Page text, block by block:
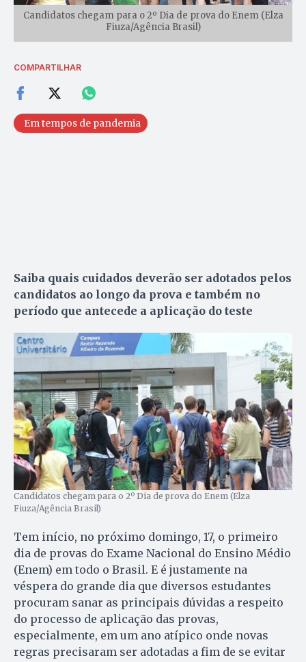
Candidatos chegam para o 2º Dia de prova do Enem (Elza
Fiuza/Agência Brasil)
COMPARTILHAR
Em tempos de pandemia
Saiba quais cuidados deverão ser adotados pelos
candidatos ao longo da prova e também no
período que antecede a aplicação do teste
Candidatos chegam para o 2º Dia de prova do Enem (Elza
Fiuza/Agência Brasil)
Tem início, no próximo domingo, 17, o primeiro
dia de provas do Exame Nacional do Ensino Médio
(Enem) em todo o Brasil. E é justamente na
véspera do grande dia que diversos estudantes
procuram sanar as principais dúvidas a respeito
do processo de aplicação das provas,
especialmente, em um ano atípico onde novas
regras precisaram ser adotadas a fim de se evitar